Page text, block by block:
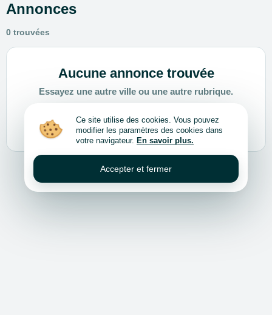
Annonces
0 trouvées
Aucune annonce trouvée
Essayez une autre ville ou une autre rubrique.
Choisir une autre ville ou rubrique
Ce site utilise des cookies. Vous pouvez
modifier les paramètres des cookies dans
votre navigateur. En savoir plus.
Accepter et fermer